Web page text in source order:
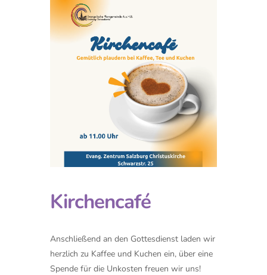
Kirchencafé
Anschließend an den Gottesdienst laden wir
herzlich zu Kaffee und Kuchen ein, über eine
Spende für die Unkosten freuen wir uns!